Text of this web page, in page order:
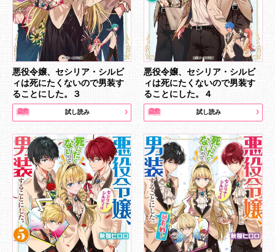
悪役令嬢、セシリア・シルビ
ィは死にたくないので男装す
ることにした。３
試し読み
悪役令嬢、セシリア・シルビ
ィは死にたくないので男装す
ることにした。４
試し読み